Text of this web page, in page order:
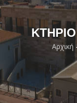
Αρχική -